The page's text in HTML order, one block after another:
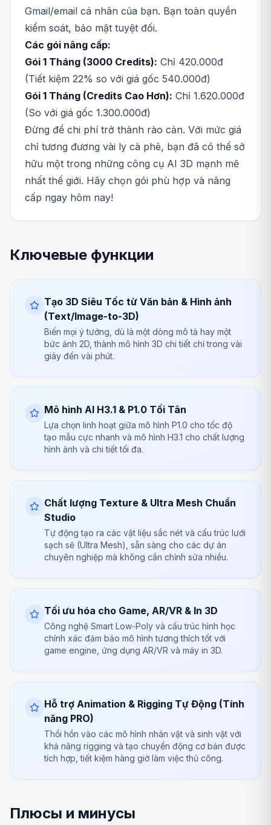
Gmail/email cá nhân của bạn. Bạn toàn quyền
kiểm soát, bảo mật tuyệt đối.
Các gói nâng cấp:
Gói 1 Tháng (3000 Credits): Chỉ 420.000đ
(Tiết kiệm 22% so với giá gốc 540.000đ)
Gói 1 Tháng (Credits Cao Hơn): Chỉ 1.620.000đ
(So với giá gốc 1.300.000đ)
Đừng để chi phí trở thành rào cản. Với mức giá
chỉ tương đương vài ly cà phê, bạn đã có thể sở
hữu một trong những công cụ AI 3D mạnh mẽ
nhất thế giới. Hãy chọn gói phù hợp và nâng
cấp ngay hôm nay!
Ключевые функции
Tạo 3D Siêu Tốc từ Văn bản & Hình ảnh
(Text/Image-to-3D)
Biến mọi ý tưởng, dù là một dòng mô tả hay một
bức ảnh 2D, thành mô hình 3D chi tiết chỉ trong vài
giây đến vài phút.
Mô hình AI H3.1 & P1.0 Tối Tân
Lựa chọn linh hoạt giữa mô hình P1.0 cho tốc độ
tạo mẫu cực nhanh và mô hình H3.1 cho chất lượng
hình ảnh và chi tiết tối đa.
Chất lượng Texture & Ultra Mesh Chuẩn
Studio
Tự động tạo ra các vật liệu sắc nét và cấu trúc lưới
sạch sẽ (Ultra Mesh), sẵn sàng cho các dự án
chuyên nghiệp mà không cần chỉnh sửa nhiều.
Tối ưu hóa cho Game, AR/VR & In 3D
Công nghệ Smart Low-Poly và cấu trúc hình học
chính xác đảm bảo mô hình tương thích tốt với
game engine, ứng dụng AR/VR và máy in 3D.
Hỗ trợ Animation & Rigging Tự Động (Tính
năng PRO)
Thổi hồn vào các mô hình nhân vật và sinh vật với
khả năng rigging và tạo chuyển động cơ bản được
tích hợp, tiết kiệm hàng giờ làm việc thủ công.
Плюсы и минусы